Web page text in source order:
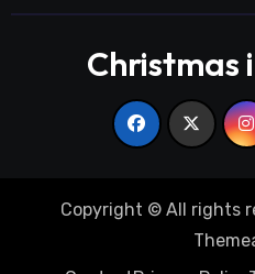
Christmas
Copyright © All rights